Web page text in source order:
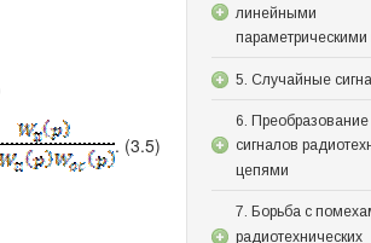
. (3.5)
линейными
5. Случайные
6.
сигналов
цепями
7. Борьба с
радиотехнических